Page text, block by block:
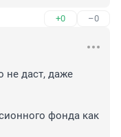
+0 –0
не даст, даже
фонда как